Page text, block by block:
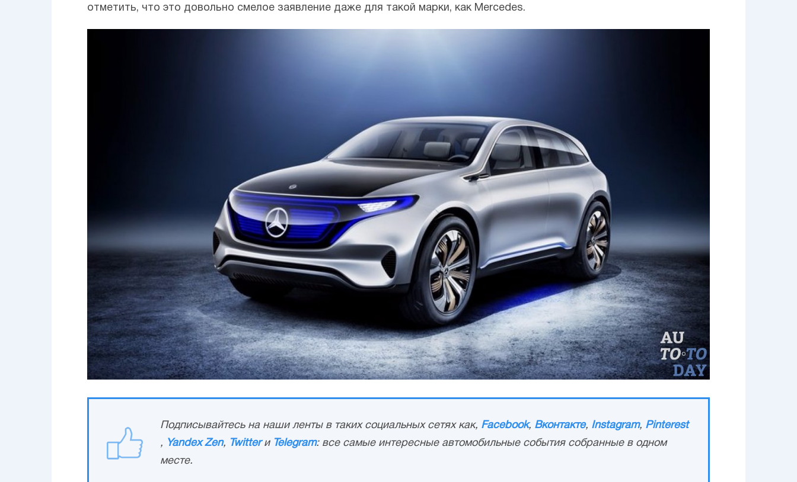
отметить, что это довольно смелое заявление даже для такой марки, как Mercedes.
Подписывайтесь на наши ленты в таких социальных сетях как, Facebook, Вконтакте, Instagram, Pinterest
, Yandex Zen, Twitterи Telegram: все самые интересные автомобильные события собранные в одном
месте.